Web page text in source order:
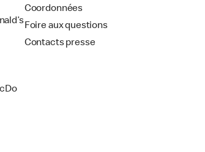
Coordonnées
Foire aux questions
Contacts presse